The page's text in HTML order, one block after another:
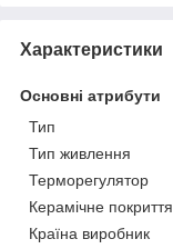
Характеристики
Основні атрибути
Тип
Тип живлення
Терморегулятор
Керамічне покриття
Країна виробник